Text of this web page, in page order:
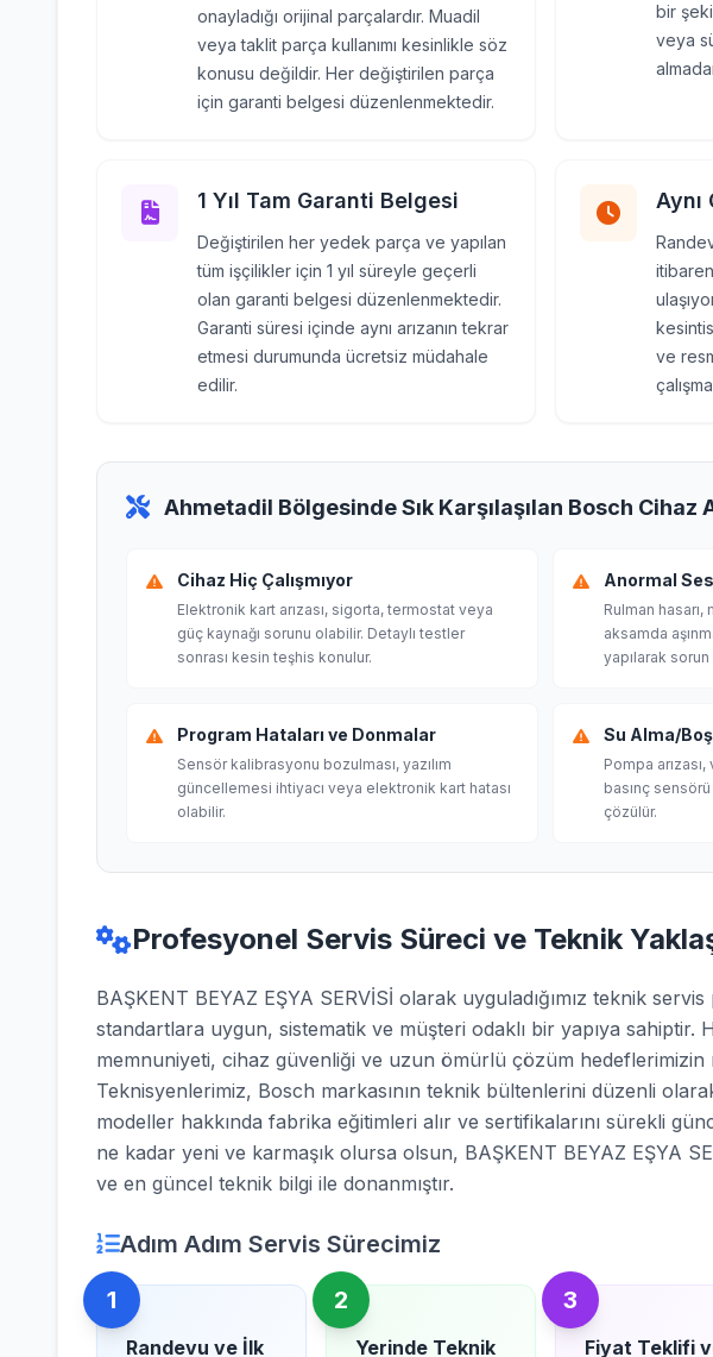
onayladığı orijinal parçalardır. Muadil
veya taklit parça kullanımı kesinlikle söz
konusu değildir. Her değiştirilen parça
için garanti belgesi düzenlenmektedir.
bir
veya
1 Yıl Tam Garanti Belgesi
Değiştirilen her yedek parça ve yapılan
tüm işçilikler için 1 yıl süreyle geçerli
olan garanti belgesi düzenlenmektedir.
Garanti süresi içinde aynı arızanın tekrar
etmesi durumunda ücretsiz müdahale
edilir.
Aynı
ve
Ahmetadil Bölgesinde Sık Karşılaşılan Bosch Cihaz
Cihaz Hiç Çalışmıyor
Elektronik kart arızası, sigorta, termostat veya
güç kaynağı sorunu olabilir. Detaylı testler
sonrası kesin teşhis konulur.
Anormal
Rulman hasarı,
aksamda
yapılarak
Program Hataları ve Donmalar
Sensör kalibrasyonu bozulması, yazılım
güncellemesi ihtiyacı veya elektronik kart hatası
olabilir.
Su Alma/
Pompa arızası,
basınç
çözülür.
Profesyonel Servis Süreci ve Teknik
BAŞKENT BEYAZ EŞYA SERVİSİ olarak uyguladığımız teknik
standartlara uygun, sistematik ve müşteri odaklı bir yapıya sahiptir.
memnuniyeti, cihaz güvenliği ve uzun ömürlü çözüm hedeflerimizin
Teknisyenlerimiz, Bosch markasının teknik bültenlerini düzenli
modeller hakkında fabrika eğitimleri alır ve sertifikalarını sürekli
ne kadar yeni ve karmaşık olursa olsun, BAŞKENT BEYAZ EŞYA
ve en güncel teknik bilgi ile donanmıştır.
Adım Adım Servis Sürecimiz
1
Randevu ve İlk
2
Yerinde Teknik
3
Fiyat Teklifi